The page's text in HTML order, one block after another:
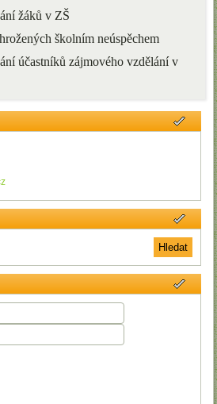
žáků v ZŠ
školním neúspěchem
účastníků zájmového vzdělání v